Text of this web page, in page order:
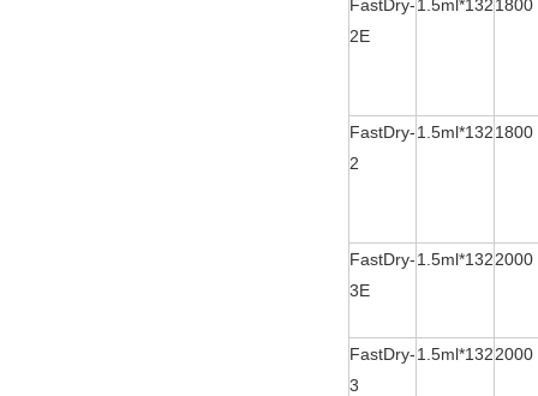
FastDry-
2E
1.5ml*1321800
FastDry-
2
1.5ml*1321800
FastDry-
3E
1.5ml*1322000
FastDry-
3
1.5ml*1322000